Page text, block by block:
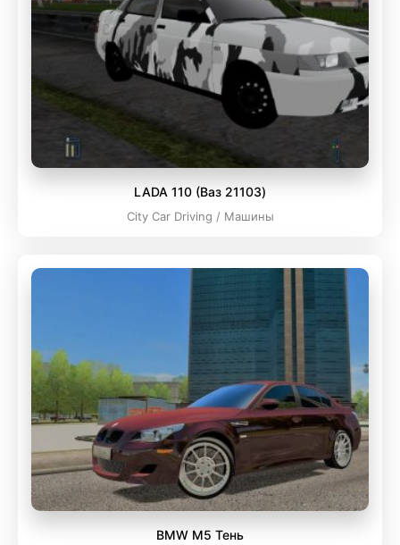
LADA 110 (Ваз 21103)
City Car Driving / Машины
BMW M5 Тень